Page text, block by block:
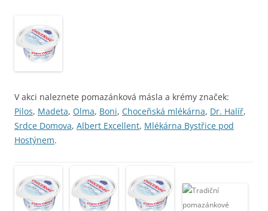
V akci naleznete pomazánková másla a krémy značek:
Pilos, Madeta, Olma, Boni, Choceňská mlékárna, Dr. Halíř,
Srdce Domova, Albert Excellent, Mlékárna Bystřice pod
Hostýnem.